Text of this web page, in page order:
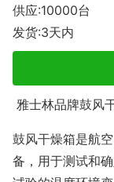
供应:10000台
发货:3天内
雅士林品牌鼓风
鼓风干燥箱是航
备，用于测试和